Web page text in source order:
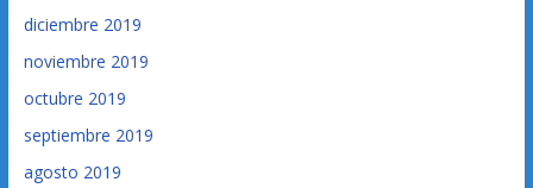
diciembre 2019
noviembre 2019
octubre 2019
septiembre 2019
agosto 2019